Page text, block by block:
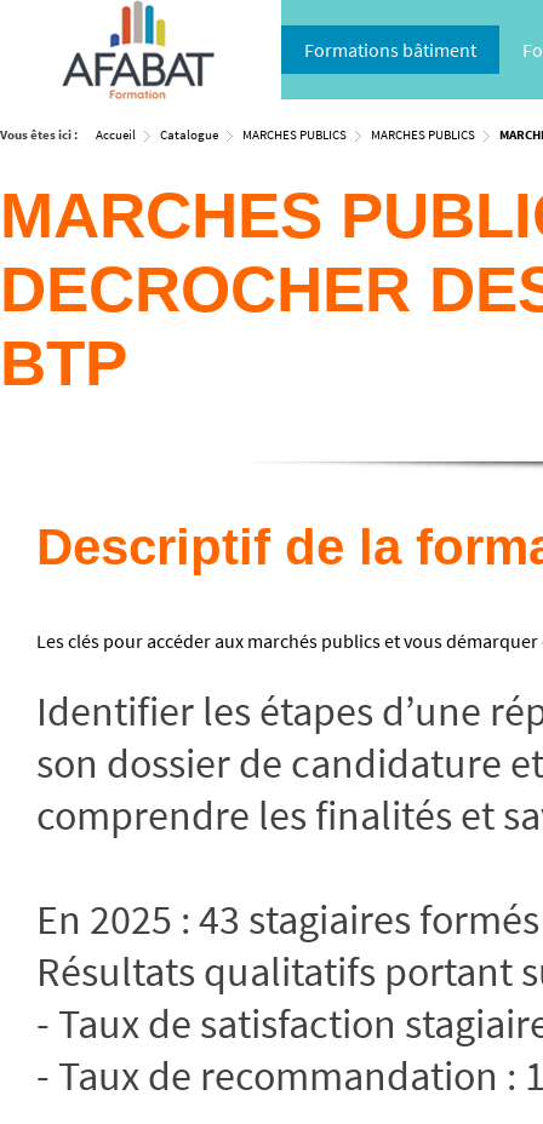
Formations bâtiment
Vous êtes ici : Accueil Catalogue MARCHES PUBLICS MARCHES PUBLICS
MARCHES
DECROCHER
BTP
Descriptif de la
Les clés pour accéder aux marchés publics et vous
Identifier les étapes d’une
son dossier de candidature
comprendre les finalités et
En 2025 : 43 stagiaires formés
Résultats qualitatifs portant
- Taux de satisfaction
- Taux de recommandation :